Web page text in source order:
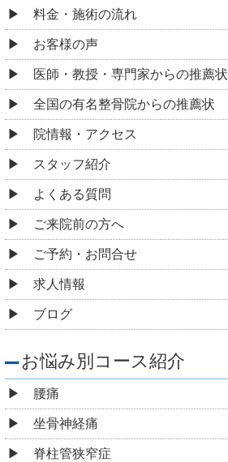
料金・施術の流れ
お客様の声
医師・教授・専門家からの推薦状
全国の有名整骨院からの推薦状
院情報・アクセス
スタッフ紹介
よくある質問
ご来院前の方へ
ご予約・お問合せ
求人情報
ブログ
お悩み別コース紹介
腰痛
坐骨神経痛
脊柱管狭窄症